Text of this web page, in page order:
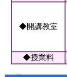
◆開講教室
◆授業料